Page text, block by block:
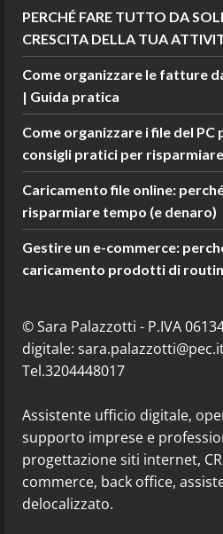
PERCHÉ FARE TUTTO DA
CRESCITA DELLA TUA
Come organizzare le fatture
| Guida pratica
Come organizzare i file del
consigli pratici per
Caricamento file online:
risparmiare tempo (e denaro)
Gestire un e-commerce:
caricamento prodotti di
© Sara Palazzotti - P.IVA
digitale:
Tel.3204448017
Assistente ufficio digitale,
supporto imprese e
progettazione siti internet,
commerce, back office,
delocalizzato.